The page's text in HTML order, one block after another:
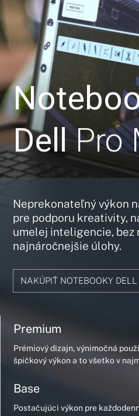
DellPro
Neprekonateľný výkon
pre podporu kreativity,
umelej inteligencie, bez
najnáročnejšie úlohy.
NAKÚPIŤ NOTEBOOKY
Premium
Prémiový dizajn, výnimočná
špičkový výkon a to všetko v
Base
Postačujúci výkon pre